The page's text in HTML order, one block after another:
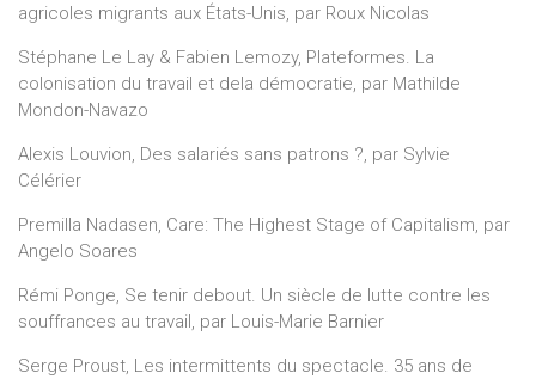
agricoles migrants aux États-Unis, par Roux Nicolas
Stéphane Le Lay & Fabien Lemozy, Plateformes. La
colonisation du travail et dela démocratie, par Mathilde
Mondon-Navazo
Alexis Louvion, Des salariés sans patrons ?, par Sylvie
Célérier
Premilla Nadasen, Care: The Highest Stage of Capitalism, par
Angelo Soares
Rémi Ponge, Se tenir debout. Un siècle de lutte contre les
souffrances au travail, par Louis-Marie Barnier
Serge Proust, Les intermittents du spectacle. 35 ans de